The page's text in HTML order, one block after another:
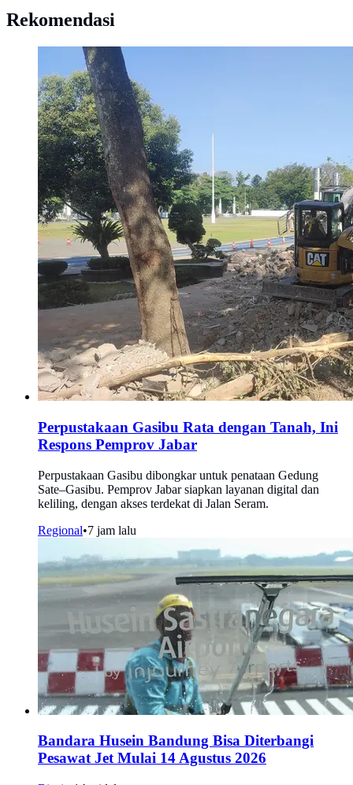
Rekomendasi
Perpustakaan Gasibu Rata dengan Tanah, Ini
Respons Pemprov Jabar
Perpustakaan Gasibu dibongkar untuk penataan Gedung
Sate–Gasibu. Pemprov Jabar siapkan layanan digital dan
keliling, dengan akses terdekat di Jalan Seram.
Regional•7 jam lalu
Bandara Husein Bandung Bisa Diterbangi
Pesawat Jet Mulai 14 Agustus 2026